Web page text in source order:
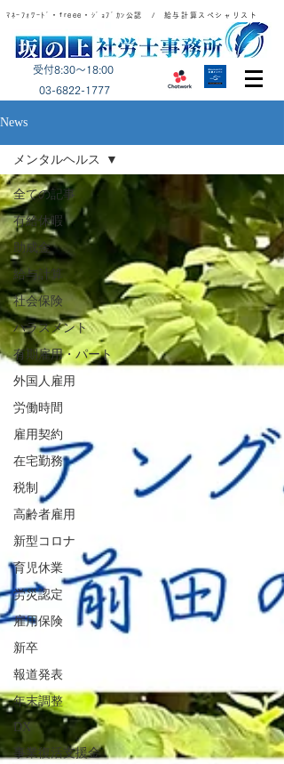
ﾏﾈｰﾌｫﾜｰﾄﾞ・freee・ｼﾞｮﾌﾞｶﾝ公認 / 給与計算スペシャリスト
受付8:30～18:00
​03-6822-1777
News
全ての記事
有給休暇
助成金
給与計算
社会保険
ハラスメント
有期雇用・パート
外国人雇用
労働時間
雇用契約
在宅勤務
税制
高齢者雇用
新型コロナ
育児休業
労災認定
雇用保険
新卒
報道発表
年末調整
DX
事業復活支援金
メンタルヘルス